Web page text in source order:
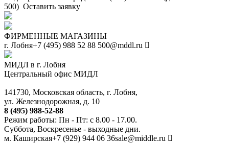
500) Оставить заявку
ФИРМЕННЫЕ МАГАЗИНЫ
г. Лобня+7 (495) 988 52 88 500@mddl.ru
МИДЛ в г. Лобня
Центральный офис МИДЛ
141730, Московская область, г. Лобня,
ул. Железнодорожная, д. 10
8 (495) 988-52-88
Режим работы: Пн - Пт: с 8.00 - 17.00.
Суббота, Воскресенье - выходные дни.
м. Каширская+7 (929) 944 06 36sale@middle.ru